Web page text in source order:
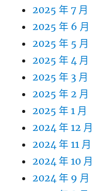
2025 年 7 月
2025 年 6 月
2025 年 5 月
2025 年 4 月
2025 年 3 月
2025 年 2 月
2025 年 1 月
2024 年 12 月
2024 年 11 月
2024 年 10 月
2024 年 9 月